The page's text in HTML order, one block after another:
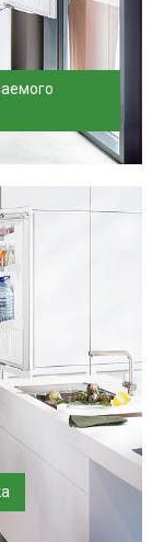
на
на дому.